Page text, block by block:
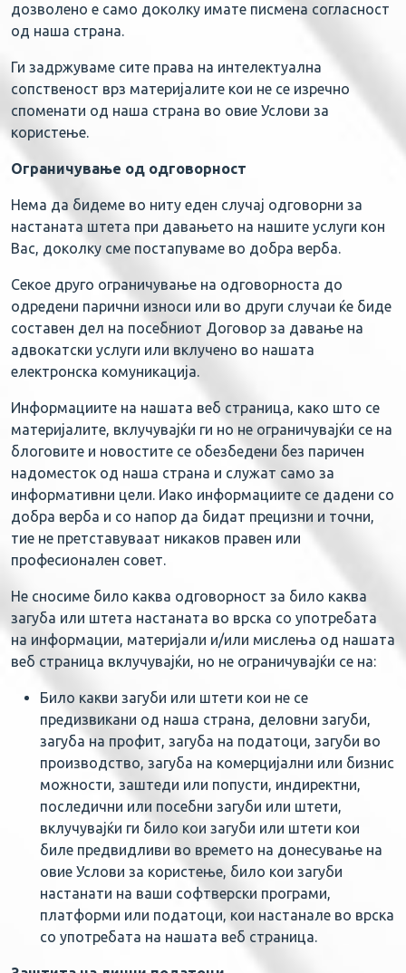
дозволено е само доколку имате писмена согласност
од наша страна.
Ги задржуваме сите права на интелектуална
сопственост врз материјалите кои не се изречно
споменати од наша страна во овие Услови за
користење.
Ограничување од одговорност
Нема да бидеме во ниту еден случај одговорни за
настаната штета при давањето на нашите услуги кон
Вас, доколку сме постапуваме во добра верба.
Секое друго ограничување на одговорноста до
одредени парични износи или во други случаи ќе биде
составен дел на посебниот Договор за давање на
адвокатски услуги или вклучено во нашата
електронска комуникација.
Информациите на нашата веб страница, како што се
материјалите, вклучувајќи ги но не ограничувајќи се на
блоговите и новостите се обезбедени без паричен
надоместок од наша страна и служат само за
информативни цели. Иако информациите се дадени со
добра верба и со напор да бидат прецизни и точни,
тие не претставуваат никаков правен или
професионален совет.
Не сносиме било каква одговорност за било каква
загуба или штета настаната во врска со употребата
на информации, материјали и/или мислења од нашата
веб страница вклучувајќи, но не ограничувајќи се на:
Било какви загуби или штети кои не се
предизвикани од наша страна, деловни загуби,
загуба на профит, загуба на податоци, загуби во
производство, загуба на комерцијални или бизнис
можности, заштеди или попусти, индиректни,
последични или посебни загуби или штети,
вклучувајќи ги било кои загуби или штети кои
биле предвидливи во времето на донесување на
овие Услови за користење, било кои загуби
настанати на ваши софтверски програми,
платформи или податоци, кои настанале во врска
со употребата на нашата веб страница.